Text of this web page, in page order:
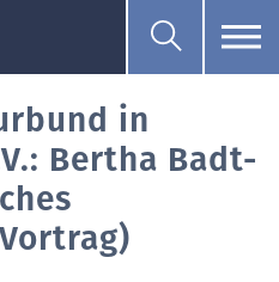
in
Bertha Badt-